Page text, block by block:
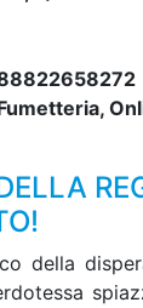
della